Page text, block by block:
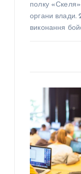
полку
органи влади.
виконання